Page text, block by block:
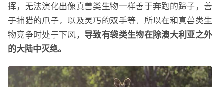
挥，无法演化出像真兽类生物一样善于奔跑的蹄子，善
于捕猎的爪子，以及灵巧的双手等，所以在和真兽类生
物竞争时处于下风， 导致有袋类生物在除澳大利亚之外
的大陆中灭绝。